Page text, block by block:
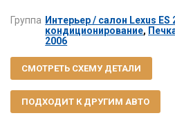
Группа Интерьер / салон Lexus ES
кондиционирование,
2006
СМОТРЕТЬ СХЕМУ ДЕТАЛИ
ПОДХОДИТ К ДРУГИМ АВТО